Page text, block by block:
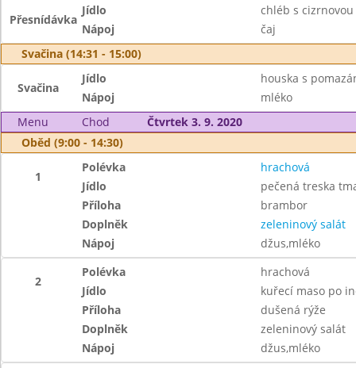
Přesnídávka
Jídlo
chléb s
Nápoj
čaj
Svačina (14:31 - 15:00)
Svačina
Jídlo
houska s
Nápoj
mléko
Menu
Chod
Čtvrtek 3. 9. 2020
Oběd (9:00 - 14:30)
1
Polévka
hrachová
Jídlo
pečená treska
Příloha
brambor
Doplněk
zeleninový salát
Nápoj
džus,mléko
2
Polévka
hrachová
Jídlo
kuřecí maso po
Příloha
dušená rýže
Doplněk
zeleninový salát
Nápoj
džus,mléko